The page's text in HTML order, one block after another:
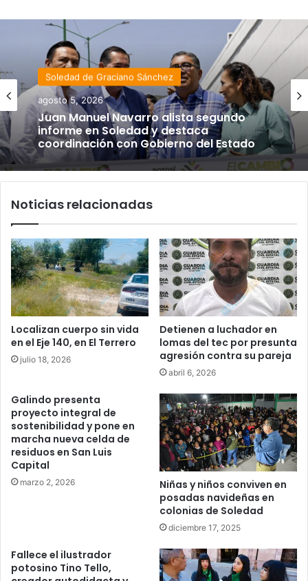
Soledad de Graciano Sánchez
agosto 5, 2026
Juan Manuel Navarro alista segundo
informe en Soledad y destaca
coordinación con Gobierno del Estado
Noticias relacionadas
Localizan cuerpo sin vida
en el Eje 140, en El Terrero
julio 18, 2026
Detienen a luchador en
lomas del tec por presunta
agresión contra su pareja
abril 6, 2026
Galindo presenta
proyecto integral de
sostenibilidad y pone en
marcha nueva celda de
residuos en San Luis
Capital
marzo 2, 2026
Niñas y niños conviven en
posadas navideñas en
colonias de Soledad
diciembre 17, 2025
Fallece el ilustrador
potosino Tino Tello,